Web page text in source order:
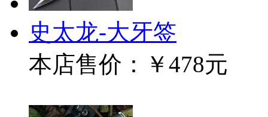
史太龙-大牙签
本店售价：
￥478元